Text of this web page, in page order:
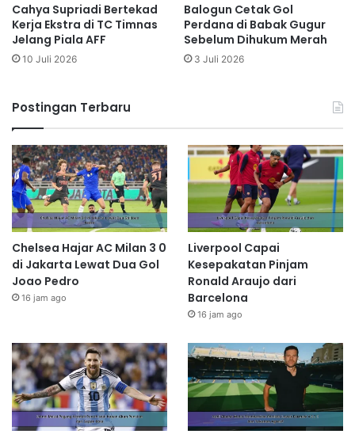
Cahya Supriadi Bertekad
Kerja Ekstra di TC Timnas
Jelang Piala AFF
10 Juli 2026
Balogun Cetak Gol
Perdana di Babak Gugur
Sebelum Dihukum Merah
3 Juli 2026
Postingan Terbaru
Chelsea Hajar AC Milan 3 0
di Jakarta Lewat Dua Gol
Joao Pedro
16 jam ago
Liverpool Capai
Kesepakatan Pinjam
Ronald Araujo dari
Barcelona
16 jam ago